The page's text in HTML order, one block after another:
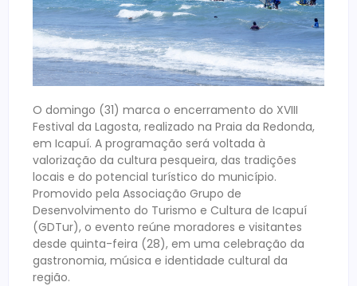
O domingo (31) marca o encerramento do XVIII
Festival da Lagosta, realizado na Praia da Redonda,
em Icapuí. A programação será voltada à
valorização da cultura pesqueira, das tradições
locais e do potencial turístico do município.
Promovido pela Associação Grupo de
Desenvolvimento do Turismo e Cultura de Icapuí
(GDTur), o evento reúne moradores e visitantes
desde quinta-feira (28), em uma celebração da
gastronomia, música e identidade cultural da
região.